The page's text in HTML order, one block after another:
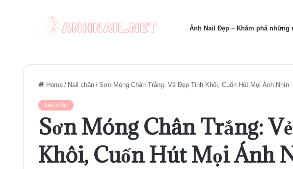
Ảnh Nail Đẹp – Khám phá
Home / Nail chân / Sơn Móng Chân Trắng: Vẻ Đẹp Tinh Khôi, Cuốn Hút Mọi Ánh Nhìn
Nail chân
Sơn Móng Chân Trắng:
Khôi, Cuốn Hút Mọi Ánh